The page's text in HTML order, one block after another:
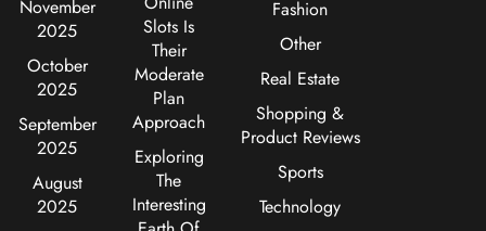
November
2025
October
2025
September
2025
August
2025
Slots Is
Their
Moderate
Plan
Approach
Exploring
The
Interesting
Fashion
Other
Real Estate
Shopping &
Product Reviews
Sports
Technology